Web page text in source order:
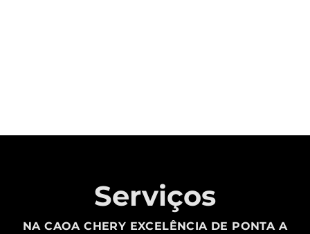
Serviços
NA CAOA CHERY EXCELÊNCIA DE PONTA A